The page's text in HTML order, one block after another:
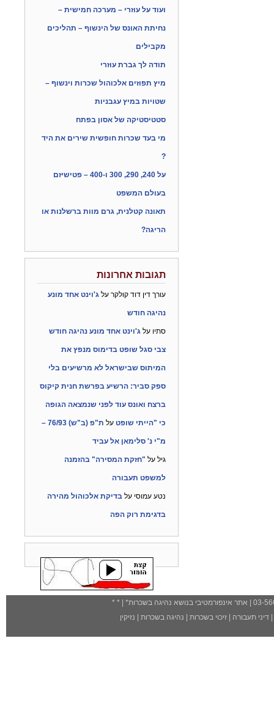
ועוד על עוזרי – מערכה חמישית –
נחיתת האונס של הינשוף – תהליכים
מקבילים
תודה לך גברת עוזרי
מיץ תפוזים אלכוהול שכרות וינשוף –
שטויות במיץ עגבניות
סטטיסטיקה של אסון בפתח
מי בעד שכרות חופשית שירים את היד
?
על 240, 290, 300 ו-400 – פטישיזם
בעולם המשפט
תאונה קטלנית, גרם מוות ברשלנות או
הריגה?
תגובות אחרונות
עורך דין דוד קולקר על ג'וינט אחד מונע
נהיגה חודש
סתיו על ג'וינט אחד מונע נהיגה חודש
צבי סגל שופט בדימוס מנפץ את
המיתוס שבישראל לא מרשיעים בלי
ספק סביר: הרשיע בפרשת חנית קיקוס
ברצח ואונס עוד לפני שנמצאה הגופה
כי "הייתי שופט על ת"פ (ב"ש) 76/93 –
מ"י נ' סלימאן אל עביד
גיל על "חזקת המסירה" בהזמנה
למשפט תעבורה
נטע עמוסי על בדיקת אלכוהול מהירה
בדגימת רוק הפה
| אתר אינפורמטיבי בנושא נהיגה בשכרות*
| *
*
דיני תעבורה זיכוי בשכרות נהיגה בשכרות נזיקין